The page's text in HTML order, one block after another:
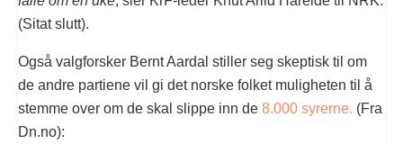
(Sitat slutt).
Også valgforsker Bernt Aardal stiller seg skeptisk til om
de andre partiene vil gi det norske folket muligheten til å
stemme over om de skal slippe inn de 8.000 syrerne. (Fra
Dn.no):